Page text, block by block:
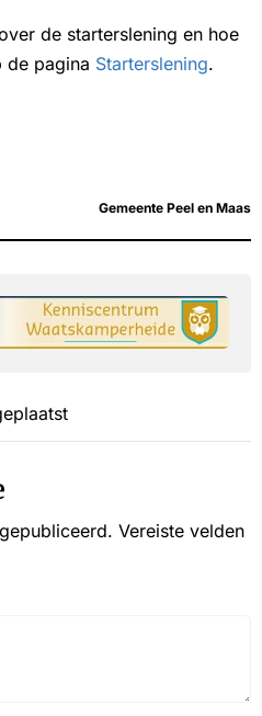
de starterslening en hoe
de pagina Starterslening.
Gemeente Peel en Maas
Vereiste velden